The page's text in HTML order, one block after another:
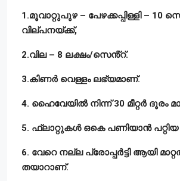
1.മൂവാറ്റുപുഴ – പേഴക്കപ്പിള്ളി – 10
വില്പനയ്ക്ക്,
2.വില – 8 ലക്ഷം/സെൻ്റ്.
3.കിണർ വെള്ളം ലഭ്യമാണ്.
4. ഹൈവേയിൽ നിന്ന് 30 മീറ്റർ ദൂരം
5. ഫ്ലാറ്റുകൾ ഒകെ പണിയാൻ
6. വേറെ നല്ല പ്രോപ്പർട്ടി ആയി
തയാറാണ്.